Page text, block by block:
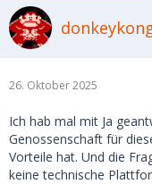
26. Oktober 2025
Ich hab mal mit Ja
Genossenschaft für
Vorteile hat. Und die
keine technische